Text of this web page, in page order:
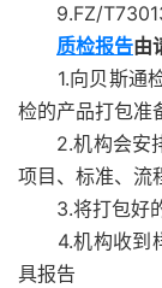
9.FZ/
质检报告由
1.向贝斯通检
检的产品打包准
2.机构会安排
项目、标准、流
3.将打包好的
4.机构收到样
具报告